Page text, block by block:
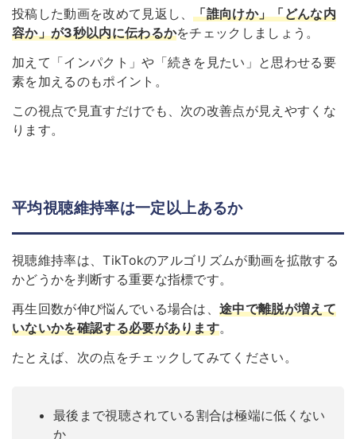
投稿した動画を改めて見返し、「誰向けか」「どんな内
容か」が3秒以内に伝わるかをチェックしましょう。
加えて「インパクト」や「続きを見たい」と思わせる要
素を加えるのもポイント。
この視点で見直すだけでも、次の改善点が見えやすくな
ります。
平均視聴維持率は一定以上あるか
視聴維持率は、TikTokのアルゴリズムが動画を拡散する
かどうかを判断する重要な指標です。
再生回数が伸び悩んでいる場合は、途中で離脱が増えて
いないかを確認する必要があります。
たとえば、次の点をチェックしてみてください。
最後まで視聴されている割合は極端に低くない
か